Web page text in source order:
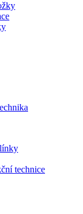
technice